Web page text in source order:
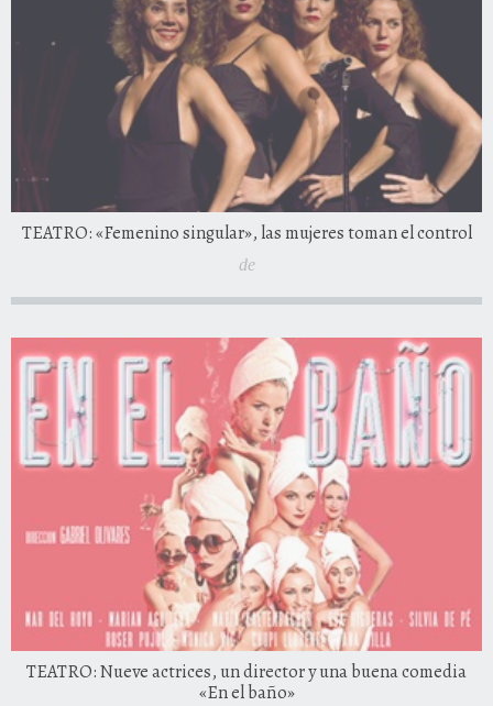
TEATRO: «Femenino singular», las mujeres toman el control
de
TEATRO: Nueve actrices, un director y una buena comedia
«En el baño»